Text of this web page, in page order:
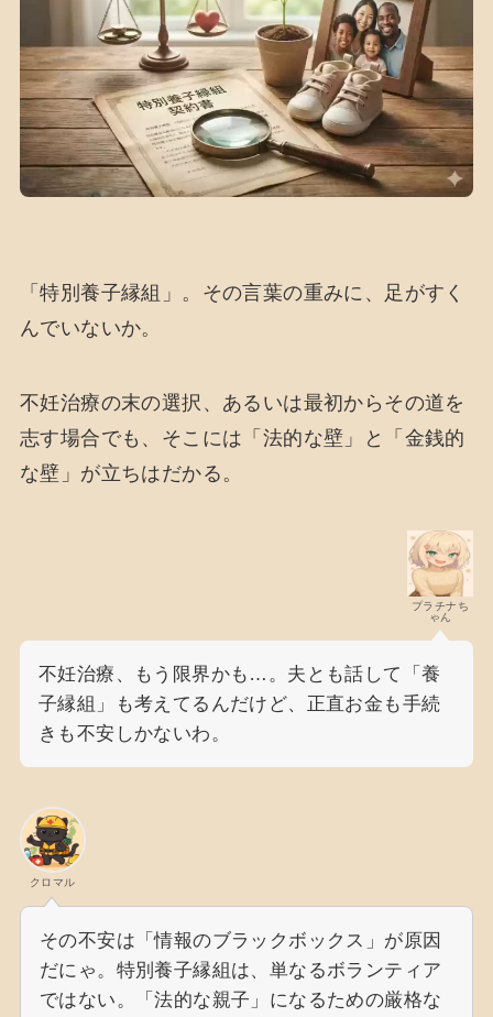
「特別養子縁組」。その言葉の重みに、足がすく
んでいないか。
不妊治療の末の選択、あるいは最初からその道を
志す場合でも、そこには「法的な壁」と「金銭的
な壁」が立ちはだかる。
プラチナち
ゃん
不妊治療、もう限界かも…。夫とも話して「養
子縁組」も考えてるんだけど、正直お金も手続
きも不安しかないわ。
クロマル
その不安は「情報のブラックボックス」が原因
だにゃ。特別養子縁組は、単なるボランティア
ではない。「法的な親子」になるための厳格な